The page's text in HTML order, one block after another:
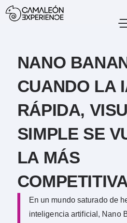
NANO
CUANDO LA
RÁPIDA,
SIMPLE SE
LA MÁS
En un mundo saturado de
inteligencia artificial, Nano